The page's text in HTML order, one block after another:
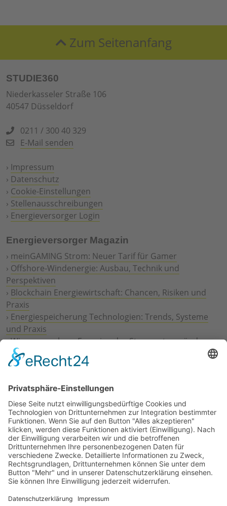
Zum Seitenanfang
STUDIE360
Niederkasseler Straße 106
40547 Düsseldorf
0211 / 300 40 329
E-Mail senden
› Impressum
› Datenschutz
› Cookie-Einstellungen
› Stellenausschreibungen
› Energieversorger Login
Energieversorger Magazin
› meinGAMING Strom: Neuer Tarif für Gamer
› Offshore-Windenergie: Ausbau, Technik und
Perspektiven
› Blockchain Energiewirtschaft: Chancen, Risiken und
Praxis
› Energiespeicherung Technologien: Trends, Systeme
und Praxis
›Wie erneuerbare Energien das Stromnetz verändern
Digitalisierung Energiewirtschaft: Effizienz, Netze und
Prozesse
Geschäftsmodelle
›Vorstandswechsel Westenergie: Böddeling übernimmt
befristet
›Wasserstoff-Hochlauf: Dialog, Infrastruktur und
konkrete Schritte
›Solaranlage Regenbogenfarben: FC St. Pauli und
LichtBlick installieren erste weltweite Anlage
Jetzt an der STUDIE360 teilnehmen
Wir möchten Transparenz mit einheitlichen Kriterien